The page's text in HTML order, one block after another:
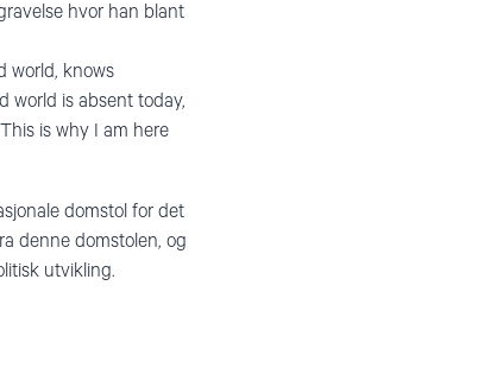
hvor han blant
world, knows
world is absent today,
is why I am here
domstol for det
denne domstolen, og
utvikling.